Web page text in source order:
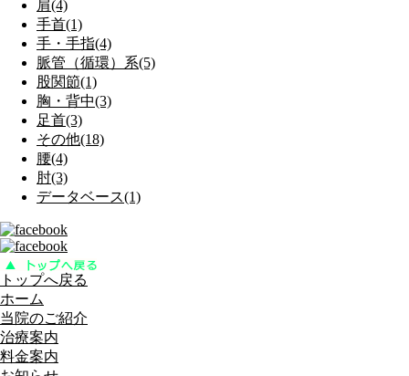
肩(4)
手首(1)
手・手指(4)
脈管（循環）系(5)
股関節(1)
胸・背中(3)
足首(3)
その他(18)
腰(4)
肘(3)
データベース(1)
トップへ戻る
ホーム
当院のご紹介
治療案内
料金案内